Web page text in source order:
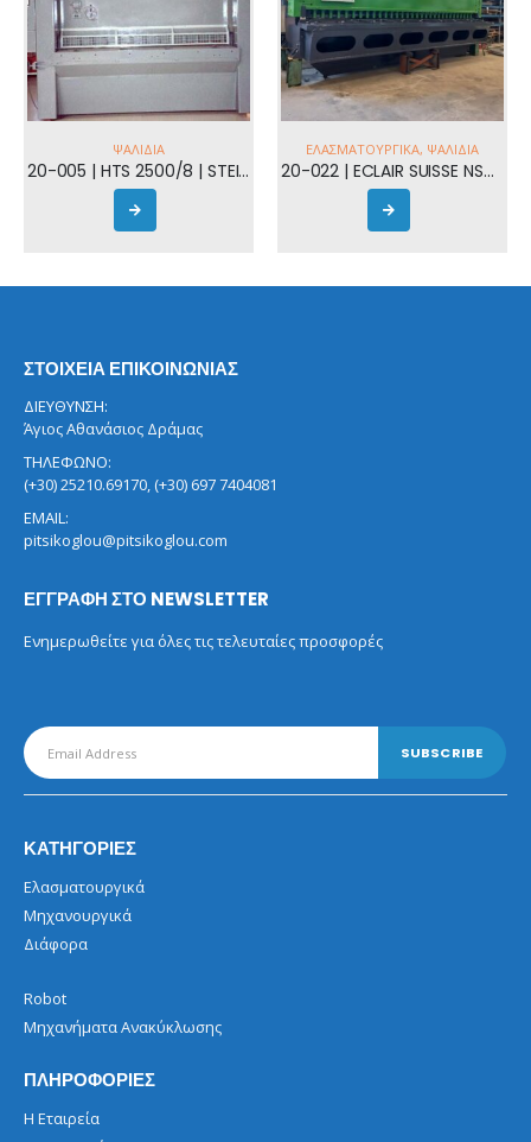
ΨΑΛΊΔΙΑ
20-005 | HTS 2500/8 | STEINER
ΕΛΑΣΜΑΤΟΥΡΓΙΚΆ, ΨΑΛΊΔΙΑ
20-022 | ECLAIR SUISSE NSH 20/6M
ΣΤΟΙΧΕΙΑ ΕΠΙΚΟΙΝΩΝΙΑΣ
ΔΙΕΥΘΥΝΣΗ:
Άγιος Αθανάσιος Δράμας
ΤΗΛΕΦΩΝΟ:
(+30) 25210.69170, (+30) 697 7404081
EMAIL:
pitsikoglou@pitsikoglou.com
ΕΓΓΡΑΦΗ ΣΤΟ NEWSLETTER
Ενημερωθείτε για όλες τις τελευταίες προσφορές
ΚΑΤΗΓΟΡΙΕΣ
Ελασματουργικά
Μηχανουργικά
Διάφορα
Robot
Μηχανήματα Ανακύκλωσης
ΠΛΗΡΟΦΟΡΙΕΣ
Η Εταιρεία